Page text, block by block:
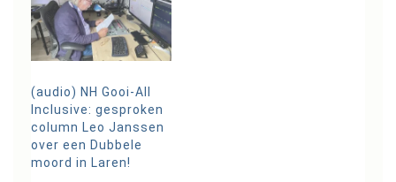
(audio) NH Gooi-All
Inclusive: gesproken
column Leo Janssen
over een Dubbele
moord in Laren!